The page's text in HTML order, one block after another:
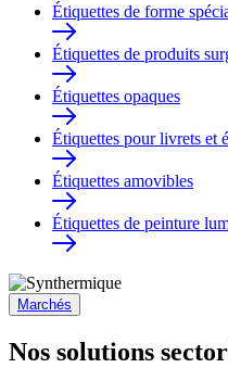
Étiquettes de forme
Étiquettes de produits
Étiquettes opaques
Étiquettes pour livrets et
Étiquettes amovibles
Étiquettes de peinture
Marchés
Nos solutions